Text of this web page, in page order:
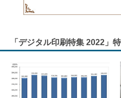
「デジタル印刷特集 2022」